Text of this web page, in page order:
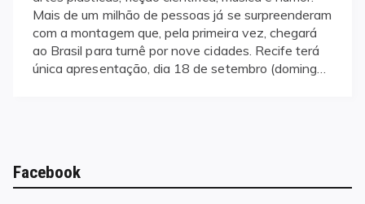
Mais de um milhão de pessoas já se surpreenderam
com a montagem que, pela primeira vez, chegará
ao Brasil para turnê por nove cidades. Recife terá
única apresentação, dia 18 de setembro (doming…
Facebook